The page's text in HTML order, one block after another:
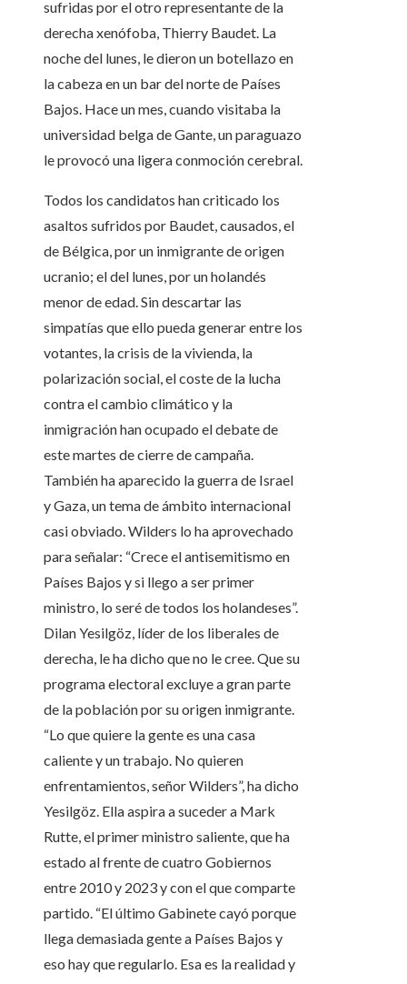
sufridas por el otro representante de la
derecha xenófoba, Thierry Baudet. La
noche del lunes, le dieron un botellazo en
la cabeza en un bar del norte de Países
Bajos. Hace un mes, cuando visitaba la
universidad belga de Gante, un paraguazo
le provocó una ligera conmoción cerebral.
Todos los candidatos han criticado los
asaltos sufridos por Baudet, causados, el
de Bélgica, por un inmigrante de origen
ucranio; el del lunes, por un holandés
menor de edad. Sin descartar las
simpatías que ello pueda generar entre los
votantes, la crisis de la vivienda, la
polarización social, el coste de la lucha
contra el cambio climático y la
inmigración han ocupado el debate de
este martes de cierre de campaña.
También ha aparecido la guerra de Israel
y Gaza, un tema de ámbito internacional
casi obviado. Wilders lo ha aprovechado
para señalar: “Crece el antisemitismo en
Países Bajos y si llego a ser primer
ministro, lo seré de todos los holandeses”.
Dilan Yesilgöz, líder de los liberales de
derecha, le ha dicho que no le cree. Que su
programa electoral excluye a gran parte
de la población por su origen inmigrante.
“Lo que quiere la gente es una casa
caliente y un trabajo. No quieren
enfrentamientos, señor Wilders”, ha dicho
Yesilgöz. Ella aspira a suceder a Mark
Rutte, el primer ministro saliente, que ha
estado al frente de cuatro Gobiernos
entre 2010 y 2023 y con el que comparte
partido. “El último Gabinete cayó porque
llega demasiada gente a Países Bajos y
eso hay que regularlo. Esa es la realidad y